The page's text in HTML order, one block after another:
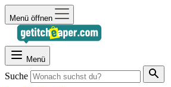
Menü öffnen
Menü
Suche